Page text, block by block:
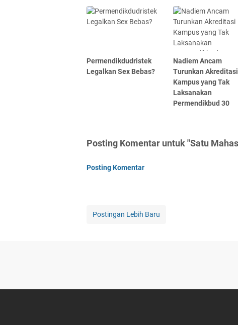
Permendikdudristek
Legalkan Sex Bebas?
Nadiem Ancam
Turunkan Akreditasi
Kampus yang Tak
Laksanakan
Permendikbud 30
Posting Komentar untuk "Satu
Posting Komentar
Postingan Lebih Baru